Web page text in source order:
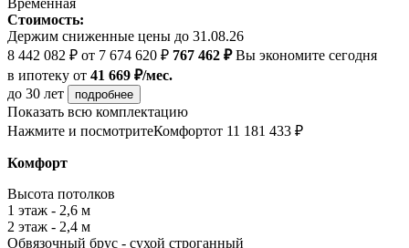
Стоимость:
Держим сниженные цены до 31.08.26
8 442 082 ₽ от 7 674 620 ₽ 767 462 ₽Вы экономите сегодня
в ипотеку от 41 669 ₽/мес.
до 30 лет
подробнее
Показать всю комплектацию
Нажмите и посмотритеКомфортот 11 181 433 ₽
Комфорт
Высота потолков
1 этаж - 2,6 м
2 этаж - 2,4 м
Обвязочный брус - сухой строганный